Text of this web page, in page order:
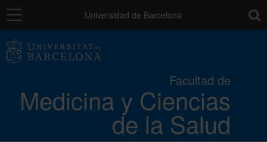
Navegación Universidad de Barcelona
Facultad de
Medicina y Ciencias
de la Salud
Los campus
Docencia